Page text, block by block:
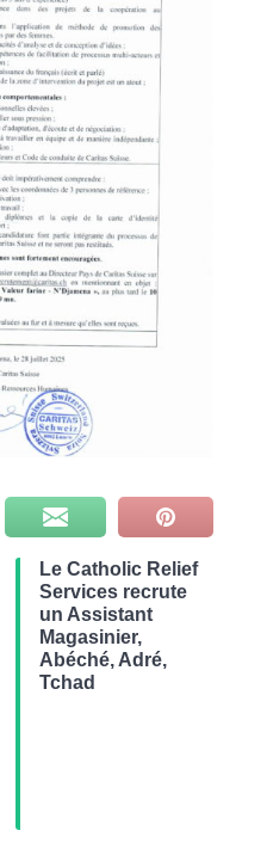
Le Catholic Relief
Services recrute
un Assistant
Magasinier,
Abéché, Adré,
Tchad